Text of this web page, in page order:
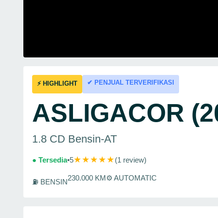
⚡ HIGHLIGHT ✔ PENJUAL TERVERIFIKASI
ASLIGACOR
1.8 CD Bensin-AT
● Tersedia•5★★★★★(1 review)
⛽ BENSIN230.000 KM⚙ AUTOMATIC